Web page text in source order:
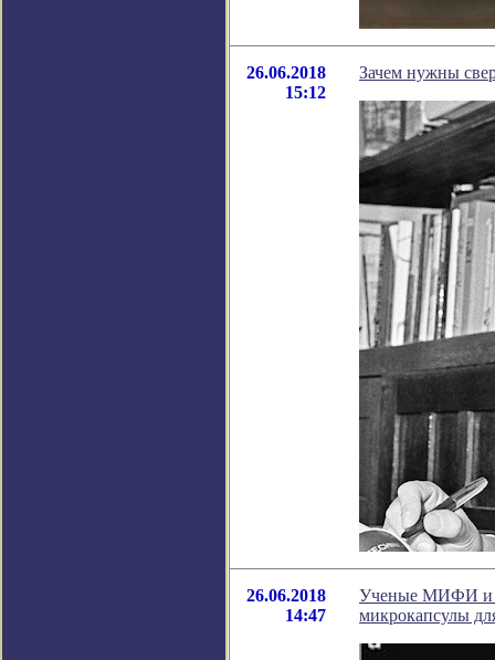
26.06.2018
15:12
Зачем нужны
26.06.2018
14:47
Ученые МИФИ и
микрокапсулы